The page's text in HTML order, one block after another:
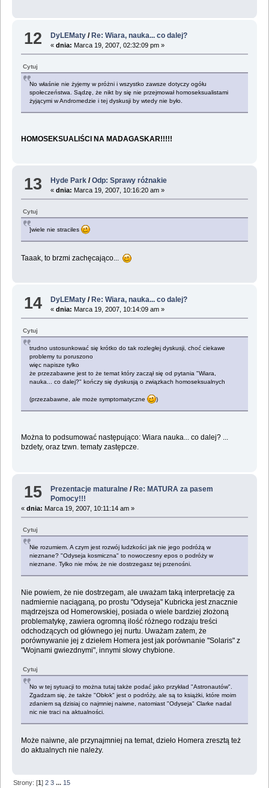
12 DyLEMaty /Re: Wiara, nauka... co dalej?
«dnia: Marca 19, 2007, 02:32:09 pm »
Cytuj
No właśnie nie żyjemy w próżni i wszystko zawsze dotyczy ogółu
społeczeństwa. Sądzę, że nikt by się nie przejmował homoseksualistami
żyjącymi w Andromedzie i tej dyskusji by wtedy nie było.
HOMOSEKSUALIŚCI NA MADAGASKAR!!!!!
13 Hyde Park /Odp: Sprawy różnakie
«dnia: Marca 19, 2007, 10:16:20 am »
Cytuj
]wiele nie straciles
Taaak, to brzmi zachęcająco...
14 DyLEMaty / Re: Wiara, nauka... co dalej?
«dnia: Marca 19, 2007, 10:14:09 am »
Cytuj
trudno ustosunkować się krótko do tak rozległej dyskusji, choć ciekawe
problemy tu poruszono
więc napisze tylko
że przezabawne jest to że temat który zaczął się od pytania "Wiara,
nauka... co dalej?" kończy się dyskusją o związkach homoseksualnych
(przezabawne, ale może symptomatyczne )
Można to podsumować następująco: Wiara nauka... co dalej? ...
bzdety, oraz tzwn. tematy zastępcze.
15 Prezentacje maturalne / Re: MATURA za pasem
Pomocy!!!
« dnia: Marca 19, 2007, 10:11:14 am »
Cytuj
Nie rozumiem. A czym jest rozwój ludzkości jak nie jego podróżą w
nieznane? "Odyseja kosmiczna" to nowoczesny epos o podróży w
nieznane. Tylko nie mów, że nie dostrzegasz tej przenośni.
Nie powiem, że nie dostrzegam, ale uważam taką interpretację za
nadmiernie naciąganą, po prostu "Odyseja" Kubricka jest znacznie
mądrzejsza od Homerowskiej, posiada o wiele bardziej złożoną
problematykę, zawiera ogromną ilość różnego rodzaju treści
odchodzących od głównego jej nurtu. Uważam zatem, że
porównywanie jej z dziełem Homera jest jak porównanie "Solaris" z
"Wojnami gwiezdnymi", innymi słowy chybione.
Cytuj
No w tej sytuacji to można tutaj także podać jako przykład "Astronautów".
Zgadzam się, że także "Obłok" jest o podróży, ale są to książki, które moim
zdaniem są dzisiaj co najmniej naiwne, natomiast "Odyseja" Clarke nadal
nic nie traci na aktualności.
Może naiwne, ale przynajmniej na temat, dzieło Homera zresztą też
do aktualnych nie należy.
Strony: [1]2 3 ...15